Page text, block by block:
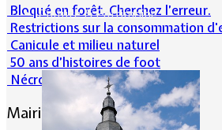
Culture & Patrimoine
Bloqué en forêt. Cherchez l’erreur.
Restrictions sur la consommation
Canicule et milieu naturel
50 ans d’histoires de foot
Nécrologie : Norbert Lacolombe
Mairie de Lommerange